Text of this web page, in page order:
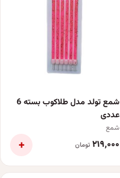
شمع تولد مدل طلاکوب بسته 6
عددی
شمع
۲۱۹٬۰۰۰ تومان +